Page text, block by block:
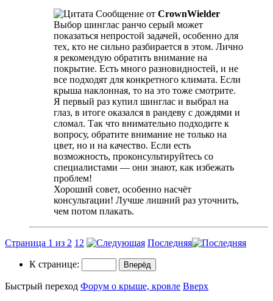
Сообщение от CrownWielder
Выбор шинглас ранчо серый может
показаться непростой задачей, особенно для
тех, кто не сильно разбирается в этом. Лично
я рекомендую обратить внимание на
покрытие. Есть много разновидностей, и не
все подходят для конкретного климата. Если
крыша наклонная, то на это тоже смотрите.
Я первый раз купил шинглас и выбрал на
глаз, в итоге оказался в рандеву с дождями и
сломал. Так что внимательно подходите к
вопросу, обратите внимание не только на
цвет, но и на качество. Если есть
возможность, проконсультируйтесь со
специалистами — они знают, как избежать
проблем!
Хороший совет, особенно насчёт
консультации! Лучше лишний раз уточнить,
чем потом плакать.
Страница 1 из 2 1 2 Последняя
К странице:
Быстрый переход Форум о крыше, кровле Вверх